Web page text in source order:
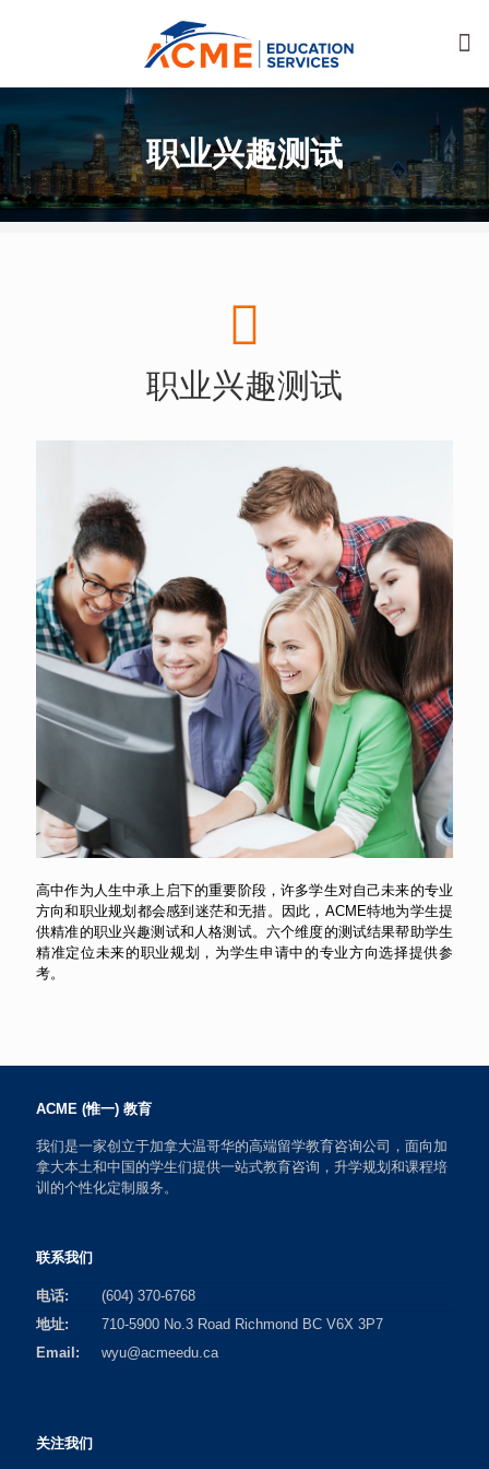
职业兴趣测试
职业兴趣测试
高中作为人生中承上启下的重要阶段，许多学生对自己未来的专业
方向和职业规划都会感到迷茫和无措。因此，ACME特地为学生提
供精准的职业兴趣测试和人格测试。六个维度的测试结果帮助学生
精准定位未来的职业规划，为学生申请中的专业方向选择提供参
考。
ACME (惟一) 教育
我们是一家创立于加拿大温哥华的高端留学教育咨询公司，面向加
拿大本土和中国的学生们提供一站式教育咨询，升学规划和课程培
训的个性化定制服务。
联系我们
电话:
(604) 370-6768
地址:
710-5900 No.3 Road Richmond BC V6X 3P7
Email:
wyu@acmeedu.ca
关注我们